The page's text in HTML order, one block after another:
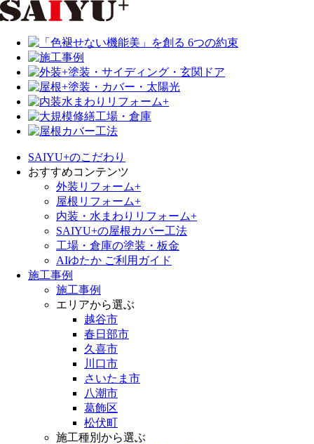
SAIYU+のこだわり
おすすめコンテンツ
外装リフォーム+
屋根リフォーム+
内装・水まわりリフォーム+
SAIYU+の屋根カバー工法
工場・倉庫の塗装・板金
AIゆたか ご利用ガイド
施工事例
施工事例
エリアから選ぶ
越谷市
春日部市
久喜市
川口市
さいたま市
八潮市
葛飾区
松伏町
施工種別から選ぶ